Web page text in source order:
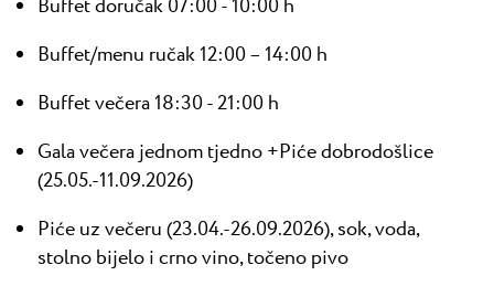
Buffet doručak 07:00 - 10:00 h
Buffet/menu ručak 12:00 – 14:00 h
Buffet večera 18:30 - 21:00 h
Gala večera jednom tjedno +Piće dobrodošlice
(25.05.-11.09.2026)
Piće uz večeru (23.04.-26.09.2026), sok, voda,
stolno bijelo i crno vino, točeno pivo